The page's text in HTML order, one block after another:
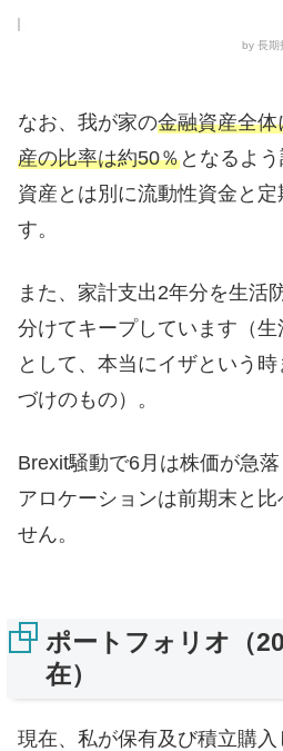
by 長
なお、我が家の金融資産全
産の比率は約50％となるよ
資産とは別に流動性資金と
す。
また、家計支出2年分を生活
分けてキープしています（
として、本当にイザという
づけのもの）。
Brexit騒動で6月は株価が急
アロケーションは前期末と
せん。
ポートフォリオ（
在）
現在、私が保有及び積立購